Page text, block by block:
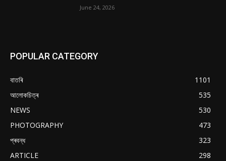
June 24, 2026
POPULAR CATEGORY
বাতৰি
1101
আলোকচিত্ৰ
535
NEWS
530
PHOTOGRAPHY
473
প্ৰবন্ধ
323
ARTICLE
298